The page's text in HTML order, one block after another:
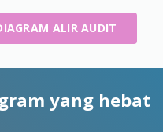
ALIR AUDIT
yang hebat